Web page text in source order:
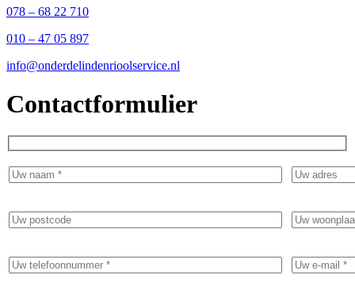
078 – 68 22 710
010 – 47 05 897
info@onderdelindenrioolservice.nl
Contactformulier